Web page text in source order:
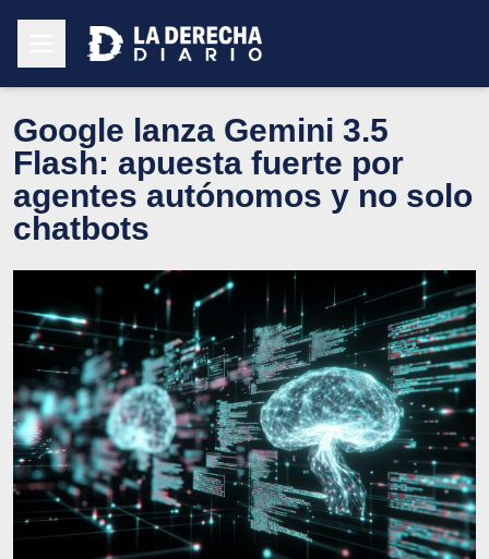
Google lanza Gemini 3.5
Flash: apuesta fuerte por
agentes autónomos y no solo
chatbots